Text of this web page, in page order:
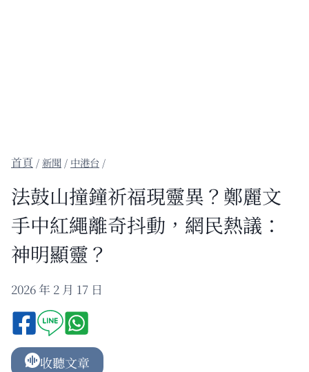
/新聞 / 中港台 /
法鼓山撞鐘祈福現靈異？鄭麗文
手中紅繩離奇抖動，網民熱議：
神明顯靈？
2026 年 2 月 17 日
收聽文章